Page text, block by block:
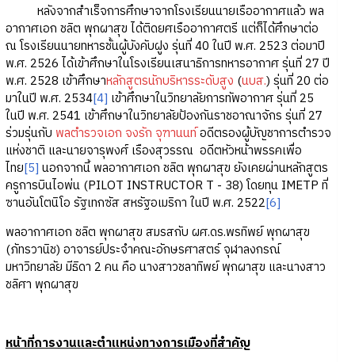
หลังจากสำเร็จการศึกษาจากโรงเรียนนายเรืออากาศแล้ว พล
อากาศเอก ชลิต พุกผาสุข ได้ติดยศเรืออากาศตรี แต่ก็ได้ศึกษาต่อ
ณ โรงเรียนนายทหารชั้นผู้บังคับฝูง รุ่นที่ 40 ในปี พ.ศ. 2523 ต่อมาปี
พ.ศ. 2526 ได้เข้าศึกษาในโรงเรียนเสนาธิการทหารอากาศ รุ่นที่ 27 ปี
พ.ศ. 2528 เข้าศึกษาหลักสูตรนักบริหารระดับสูง (นบส.) รุ่นที่ 20 ต่อ
มาในปี พ.ศ. 2534[4] เข้าศึกษาในวิทยาลัยการทัพอากาศ รุ่นที่ 25
ในปี พ.ศ. 2541 เข้าศึกษาในวิทยาลัยป้องกันราชอาณาจักร รุ่นที่ 27
ร่วมรุ่นกับ พลตำรวจเอก จงรัก จุฑานนท์อดีตรองผู้บัญชาการตำรวจ
แห่งชาติ และนายจารุพงศ์ เรืองสุวรรณ อดีตหัวหน้าพรรคเพื่อ
ไทย[5] นอกจากนี้ พลอากาศเอก ชลิต พุกผาสุข ยังเคยผ่านหลักสูตร
ครูการบินไอพ่น (PILOT INSTRUCTOR T - 38) โดยทุน IMETP ที่
ซานอันโตนิโอ รัฐเทกซัส สหรัฐอเมริกา ในปี พ.ศ. 2522[6]
พลอากาศเอก ชลิต พุกผาสุข สมรสกับ ผศ.ดร.พรทิพย์ พุกผาสุข
(ภัทรวานิช) อาจารย์ประจำคณะอักษรศาสตร์ จุฬาลงกรณ์
มหาวิทยาลัย มีธิดา 2 คน คือ นางสาวชลาทิพย์ พุกผาสุข และนางสาว
ชลิศา พุกผาสุข
หน้าที่การงานและตำแหน่งทางการเมืองที่สำคัญ